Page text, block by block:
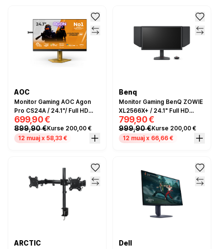
AOC
Monitor Gaming AOC Agon
Pro CS24A / 24.1"/ Full HD
Ultra-Fast TN / LED / 610 Hz /
0.5 ms /
HDMI+USB+DP+HDCP -
699,90 €
899,90 €Kurse 200,00 €
12 muaj x 58,33 €
Benq
Monitor Gaming BenQ ZOWIE
XL2566X+ / 24.1" Full HD
400Hz 0.3ms / HDMI, DP, USB
/ e zezë
799,90 €
999,90 €Kurse 200,00 €
12 muaj x 66,66 €
ARCTIC Dell